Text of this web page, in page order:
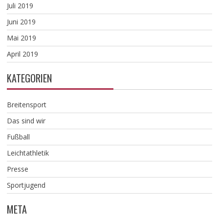
Juli 2019
Juni 2019
Mai 2019
April 2019
KATEGORIEN
Breitensport
Das sind wir
Fußball
Leichtathletik
Presse
Sportjugend
META